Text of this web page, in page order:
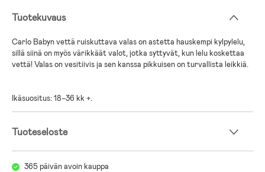
Tuotekuvaus
Carlo Babyn vettä ruiskuttava valas on astetta hauskempi kylpylelu,
sillä siinä on myös värikkäät valot, jotka syttyvät, kun lelu koskettaa
vettä! Valas on vesitiivis ja sen kanssa pikkuisen on turvallista leikkiä.
Ikäsuositus: 18−36 kk +.
Tuoteseloste
365 päivän avoin kauppa